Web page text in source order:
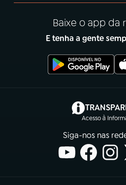
Baixe o app da
E tenha a gente
Acesso à
Siga-nos nas